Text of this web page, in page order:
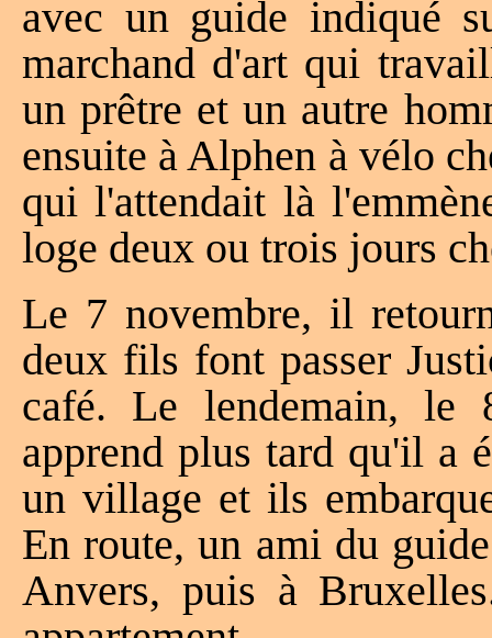
avec un guide indiqué
marchand d'art qui
un prêtre et un autre
ensuite à Alphen à vélo
qui l'attendait là
loge deux ou trois jours
Le 7 novembre, il
deux fils font passer
café. Le lendemain, le
apprend plus tard qu'il a
un village et ils
En route, un ami du
Anvers, puis à